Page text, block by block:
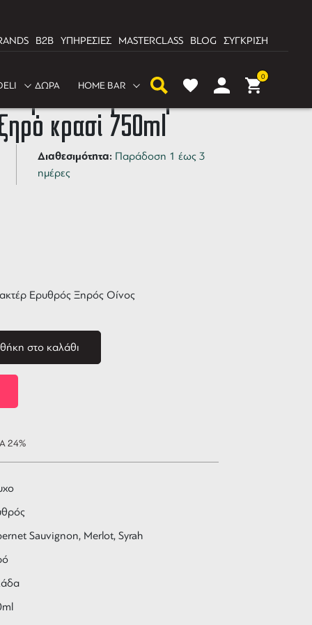
B2B ΥΠΗΡΕΣΙΕΣ MASTERCLASS BLOG ΣΥΓΚΡΙΣΗ
ΔΩΡΑ HOME BAR
0
Μπλε Τρακτέρ
κρασί 750ml
Διαθεσιμότητα: Παράδοση 1 έως 3
ημέρες
Ερυθρός Ξηρός Οίνος
στο καλάθι
24%
Sauvignon, Merlot, Syrah